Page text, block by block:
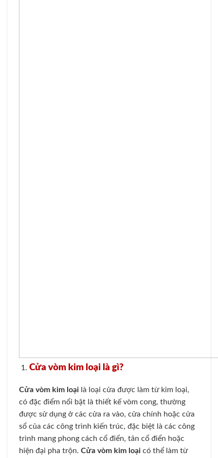
Cửa vòm kim loại là gì?
Cửa vòm kim loại là loại cửa được làm từ kim loại,
có đặc điểm nổi bật là thiết kế vòm cong, thường
được sử dụng ở các cửa ra vào, cửa chính hoặc cửa
sổ của các công trình kiến trúc, đặc biệt là các công
trình mang phong cách cổ điển, tân cổ điển hoặc
hiện đại pha trộn. Cửa vòm kim loại có thể làm từ